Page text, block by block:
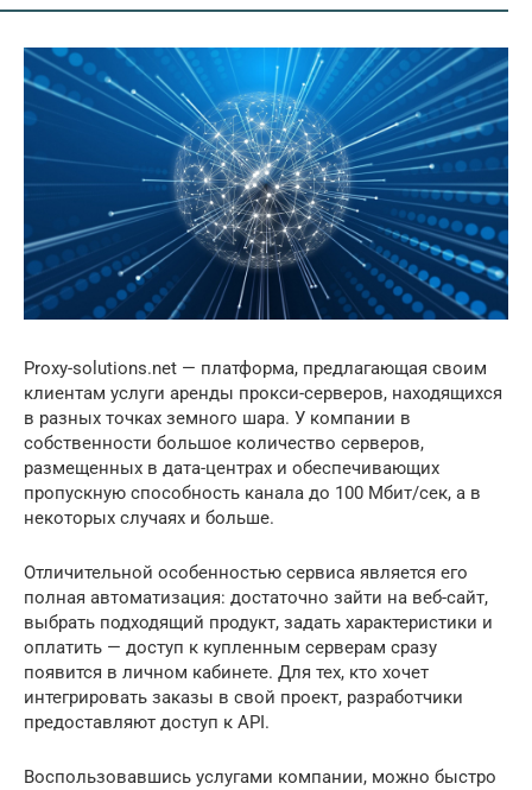
Proxy-solutions.net — платформа, предлагающая своим
клиентам услуги аренды прокси-серверов, находящихся
в разных точках земного шара. У компании в
собственности большое количество серверов,
размещенных в дата-центрах и обеспечивающих
пропускную способность канала до 100 Мбит/сек, а в
некоторых случаях и больше.
Отличительной особенностью сервиса является его
полная автоматизация: достаточно зайти на веб-сайт,
выбрать подходящий продукт, задать характеристики и
оплатить — доступ к купленным серверам сразу
появится в личном кабинете. Для тех, кто хочет
интегрировать заказы в свой проект, разработчики
предоставляют доступ к API.
Воспользовавшись услугами компании, можно быстро